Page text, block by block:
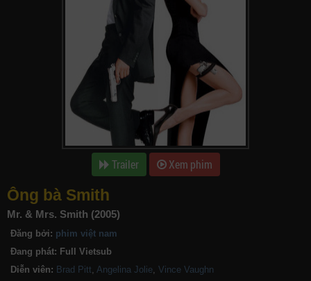
Trailer Xem phim
Ông bà Smith
Mr. & Mrs. Smith (2005)
Đăng bởi: phim việt nam
Đang phát: Full Vietsub
Diễn viên: Brad Pitt, Angelina Jolie, Vince Vaughn